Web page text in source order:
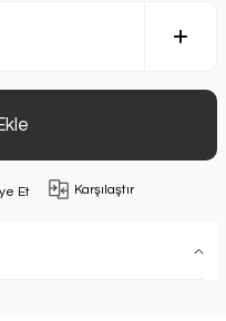
Et Karşılaştır